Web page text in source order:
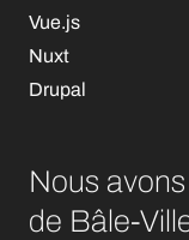
Vue.js
Nuxt
Drupal
Nous
de Bâle-